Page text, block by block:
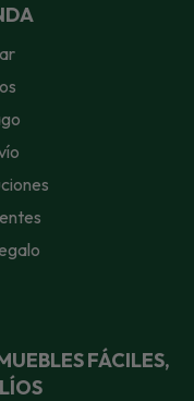
FÁCILES,